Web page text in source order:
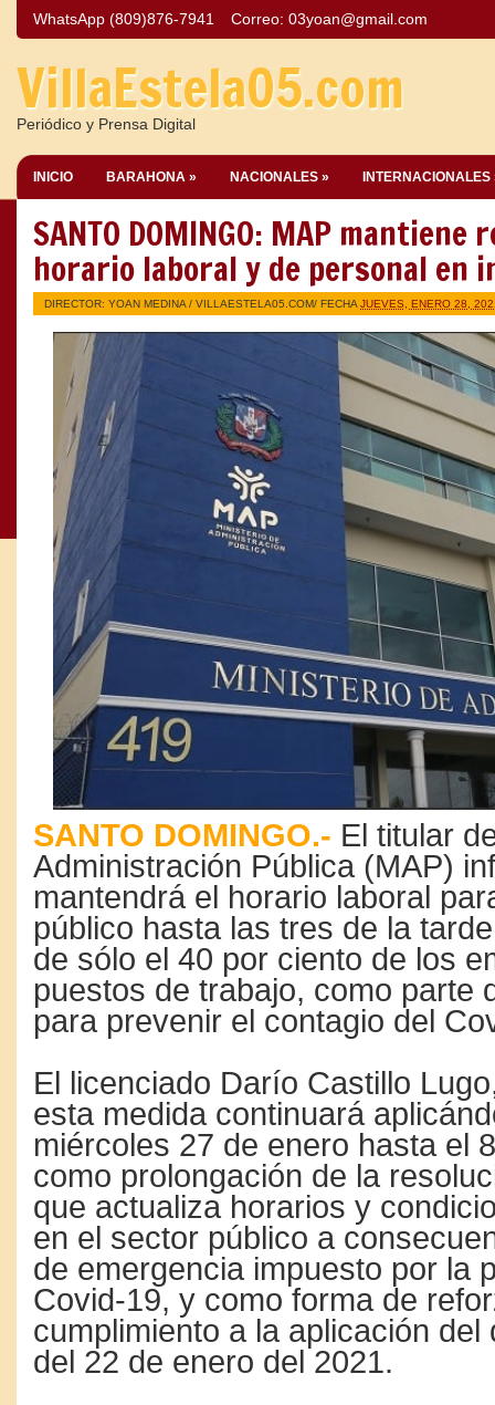
WhatsApp (809)876-7941 Correo: 03yoan@gmail.com
VillaEstela05.com
Periódico y Prensa Digital
INICIO BARAHONA » NACIONALES » INTERNACIONALES
SANTO DOMINGO: MAP mantiene
horario laboral y de personal en
DIRECTOR: YOAN MEDINA / VILLAESTELA05.COM/ FECHA JUEVES, ENERO 28,
SANTO DOMINGO.- El titular
Administración Pública (MAP)
mantendrá el horario laboral
público hasta las tres de la
de sólo el 40 por ciento de los
puestos de trabajo, como parte
para prevenir el contagio del
El licenciado Darío Castillo
esta medida continuará
miércoles 27 de enero hasta el
como prolongación de la
que actualiza horarios y
en el sector público a
de emergencia impuesto por la
Covid-19, y como forma de
cumplimiento a la aplicación del
del 22 de enero del 2021.